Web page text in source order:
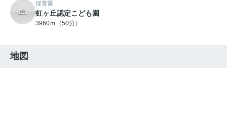
保育園
虹ヶ丘認定こども園
3960ｍ（50分）
地図